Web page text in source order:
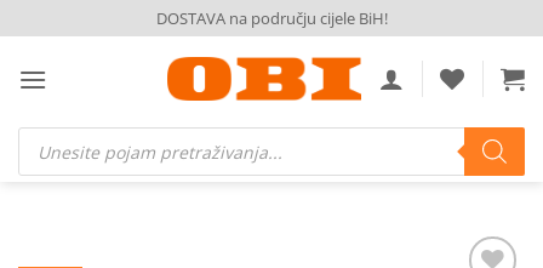
to
content
DOSTAVA na području cijele BiH!
Products
search